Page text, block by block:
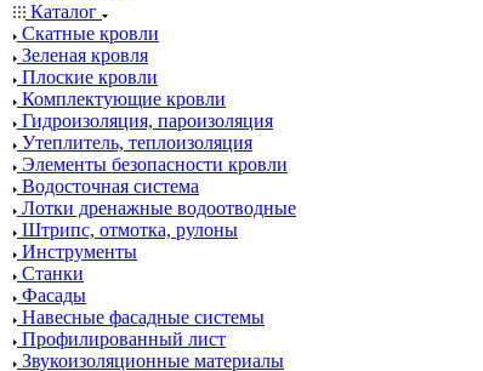
Каталог
Скатные кровли
Зеленая кровля
Плоские кровли
Комплектующие кровли
Гидроизоляция, пароизоляция
Утеплитель, теплоизоляция
Элементы безопасности кровли
Водосточная система
Лотки дренажные водоотводные
Штрипс, отмотка, рулоны
Инструменты
Станки
Фасады
Навесные фасадные системы
Профилированный лист
Звукоизоляционные материалы